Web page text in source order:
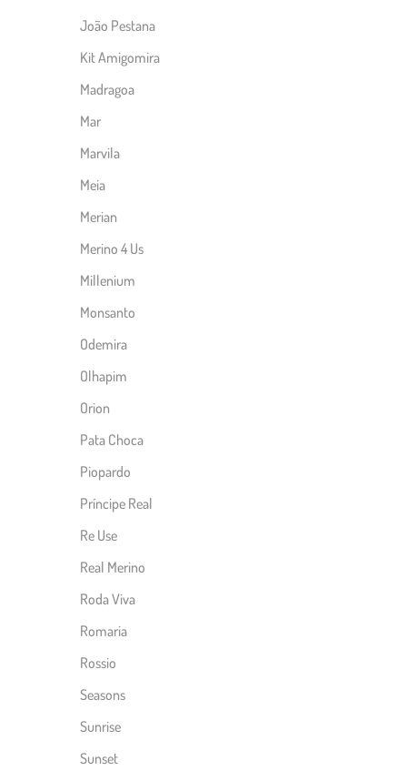
João Pestana
Kit Amigomira
Madragoa
Mar
Marvila
Meia
Merian
Merino 4 Us
Millenium
Monsanto
Odemira
Olhapim
Orion
Pata Choca
Piopardo
Príncipe Real
Re Use
Real Merino
Roda Viva
Romaria
Rossio
Seasons
Sunrise
Sunset